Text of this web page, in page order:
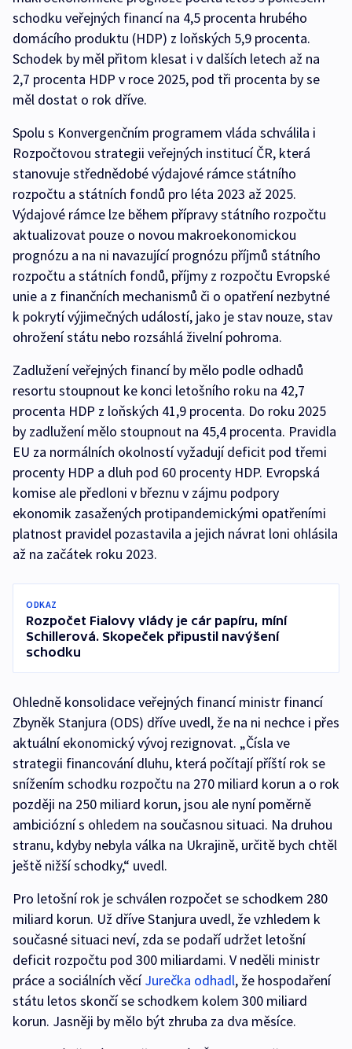
schodku veřejných financí na 4,5 procenta hrubého
domácího produktu (HDP) z loňských 5,9 procenta.
Schodek by měl přitom klesat i v dalších letech až na
2,7 procenta HDP v roce 2025, pod tři procenta by se
měl dostat o rok dříve.
Spolu s Konvergenčním programem vláda schválila i
Rozpočtovou strategii veřejných institucí ČR, která
stanovuje střednědobé výdajové rámce státního
rozpočtu a státních fondů pro léta 2023 až 2025.
Výdajové rámce lze během přípravy státního rozpočtu
aktualizovat pouze o novou makroekonomickou
prognózu a na ni navazující prognózu příjmů státního
rozpočtu a státních fondů, příjmy z rozpočtu Evropské
unie a z finančních mechanismů či o opatření nezbytné
k pokrytí výjimečných událostí, jako je stav nouze, stav
ohrožení státu nebo rozsáhlá živelní pohroma.
Zadlužení veřejných financí by mělo podle odhadů
resortu stoupnout ke konci letošního roku na 42,7
procenta HDP z loňských 41,9 procenta. Do roku 2025
by zadlužení mělo stoupnout na 45,4 procenta. Pravidla
EU za normálních okolností vyžadují deficit pod třemi
procenty HDP a dluh pod 60 procenty HDP. Evropská
komise ale předloni v březnu v zájmu podpory
ekonomik zasažených protipandemickými opatřeními
platnost pravidel pozastavila a jejich návrat loni ohlásila
až na začátek roku 2023.
ODKAZ
Rozpočet Fialovy vlády je cár papíru, míní
Schillerová. Skopeček připustil navýšení
schodku
Ohledně konsolidace veřejných financí ministr financí
Zbyněk Stanjura (ODS) dříve uvedl, že na ni nechce i přes
aktuální ekonomický vývoj rezignovat. „Čísla ve
strategii financování dluhu, která počítají příští rok se
snížením schodku rozpočtu na 270 miliard korun a o rok
později na 250 miliard korun, jsou ale nyní poměrně
ambiciózní s ohledem na současnou situaci. Na druhou
stranu, kdyby nebyla válka na Ukrajině, určitě bych chtěl
ještě nižší schodky,“ uvedl.
Pro letošní rok je schválen rozpočet se schodkem 280
miliard korun. Už dříve Stanjura uvedl, že vzhledem k
současné situaci neví, zda se podaří udržet letošní
deficit rozpočtu pod 300 miliardami. V neděli ministr
práce a sociálních věcíJurečka odhadl, že hospodaření
státu letos skončí se schodkem kolem 300 miliard
korun. Jasněji by mělo být zhruba za dva měsíce.